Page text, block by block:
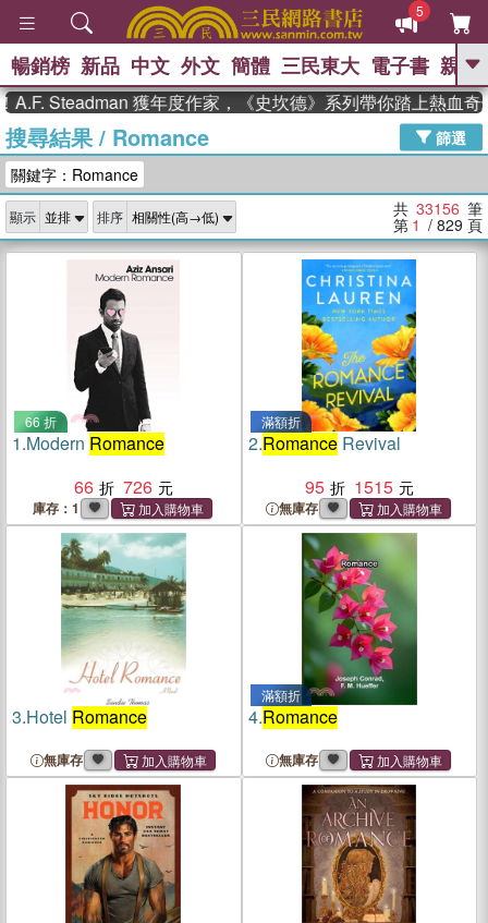
5
GO
The Odyssey 、
父親節 、 如果歷史是一群喵 、 暑期
念華 、 台灣的李登輝時代 、 數學女
孩：黎曼猜想
偉大的迷走神經
暢銷榜 新品 中文 外文 簡體 三民東大 電子書 親子
獲年度作家，《史坎德》系列帶你踏上熱血奇幻旅程
搜尋結果/ Romance
篩選
關鍵字：Romance
顯示 排序 共 33156 筆
第 1 / 829 頁
66 折
1.Modern Romance
66
726
庫存：1
滿額折
2.RomanceRevival
95
1515
無庫存
3.Hotel Romance
無庫存
滿額折
4.Romance
無庫存